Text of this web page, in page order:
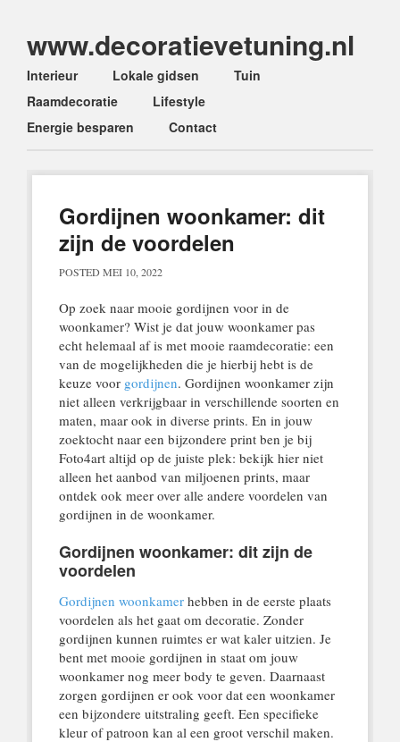
www.decoratievetuning.nl
Main menu
Skip
to
content
Interieur Lokale gidsen
Tuin
Raamdecoratie
Lifestyle
Energie besparen
Contact
Gordijnen woonkamer: dit
zijn de voordelen
POSTED MEI 10, 2022
Op zoek naar mooie gordijnen voor in de
woonkamer? Wist je dat jouw woonkamer pas
echt helemaal af is met mooie raamdecoratie: een
van de mogelijkheden die je hierbij hebt is de
keuze voor gordijnen. Gordijnen woonkamer zijn
niet alleen verkrijgbaar in verschillende soorten en
maten, maar ook in diverse prints. En in jouw
zoektocht naar een bijzondere print ben je bij
Foto4art altijd op de juiste plek: bekijk hier niet
alleen het aanbod van miljoenen prints, maar
ontdek ook meer over alle andere voordelen van
gordijnen in de woonkamer.
Gordijnen woonkamer: dit zijn de
voordelen
Gordijnen woonkamerhebben in de eerste plaats
voordelen als het gaat om decoratie. Zonder
gordijnen kunnen ruimtes er wat kaler uitzien. Je
bent met mooie gordijnen in staat om jouw
woonkamer nog meer body te geven. Daarnaast
zorgen gordijnen er ook voor dat een woonkamer
een bijzondere uitstraling geeft. Een specifieke
kleur of patroon kan al een groot verschil maken.